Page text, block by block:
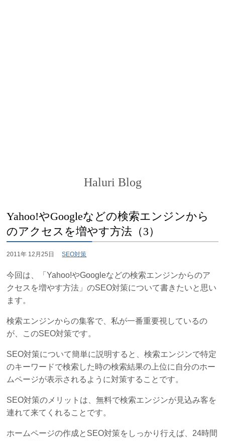
Haluri Blog
Yahoo!やGoogleなどの検索エンジンから
のアクセスを増やす方法（3）
2011年 12月25日SEO対策
今回は、「Yahoo!やGoogleなどの検索エンジンからのア
クセスを増やす方法」のSEO対策について書きたいと思い
ます。
検索エンジンからの集客で、私が一番重要視しているの
が、このSEO対策です。
SEO対策について簡単に説明すると、検索エンジンで特定
のキーワードで検索した時の検索結果の上位に自分のホー
ムページが表示されるように対策することです。
SEO対策のメリットは、無料で検索エンジンが見込み客を
連れて来てくれることです。
ホームページの作成とSEO対策をしっかり行えば、24時間